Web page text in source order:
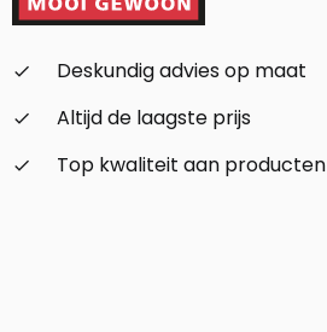
check_small
Deskundig advies op maat
check_small
Altijd de laagste prijs
check_small
Top kwaliteit aan producten